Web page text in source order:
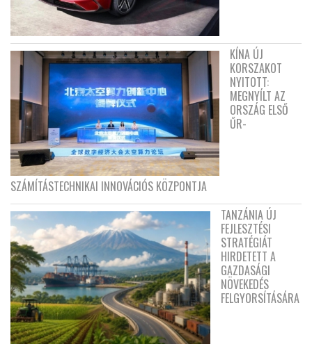
KÍNA ÚJ
KORSZAKOT
NYITOTT:
MEGNYÍLT AZ
ORSZÁG ELSŐ
ŰR-
SZÁMÍTÁSTECHNIKAI INNOVÁCIÓS KÖZPONTJA
TANZÁNIA ÚJ
FEJLESZTÉSI
STRATÉGIÁT
HIRDETETT A
GAZDASÁGI
NÖVEKEDÉS
FELGYORSÍTÁSÁRA